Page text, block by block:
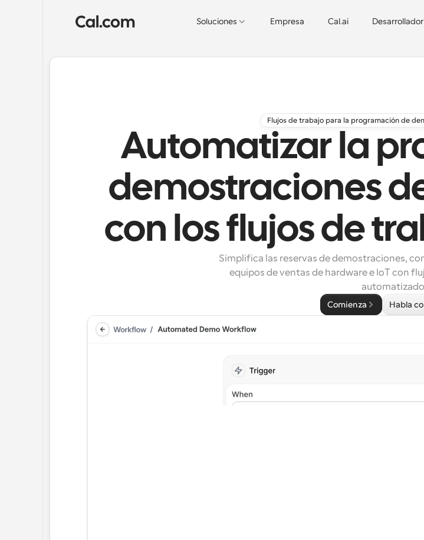
Soluciones Empresa Cal.ai Desarrollador
Flujos de trabajo para la programación de
Automatizar la
demostraciones
con los flujos de
Simplifica las reservas de demostraciones,
equipos de ventas de hardware e IoT con
Comienza Habla